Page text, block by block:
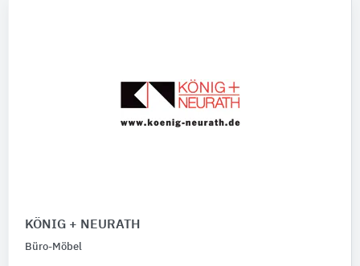
KÖNIG + NEURATH
Büro-Möbel